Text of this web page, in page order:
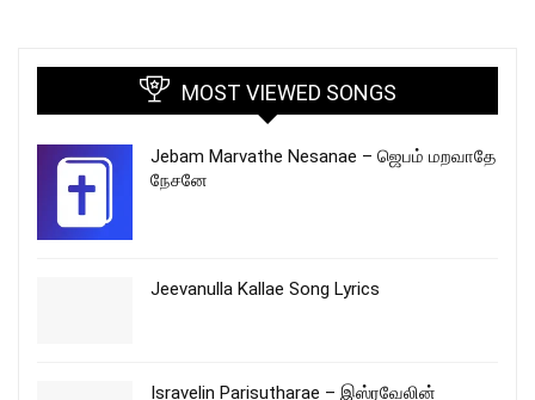
MOST VIEWED SONGS
Jebam Marvathe Nesanae – ஜெபம் மறவாதே
நேசனே
Jeevanulla Kallae Song Lyrics
Isravelin Parisutharae – இஸ்ரவேலின்